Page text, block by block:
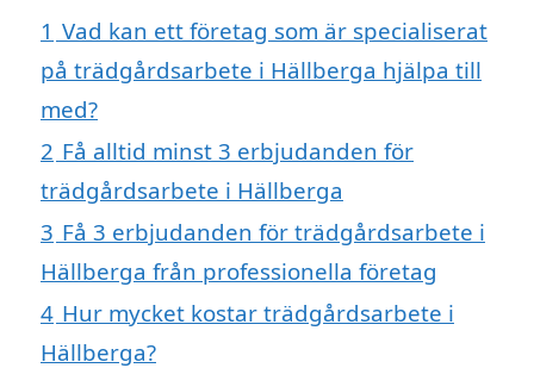
1 Vad kan ett företag som är specialiserat
på trädgårdsarbete i Hällberga hjälpa till
med?
2 Få alltid minst 3 erbjudanden för
trädgårdsarbete i Hällberga
3 Få 3 erbjudanden för trädgårdsarbete i
Hällberga från professionella företag
4 Hur mycket kostar trädgårdsarbete i
Hällberga?